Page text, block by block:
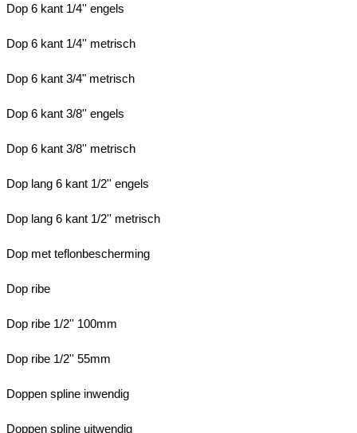
Dop 6 kant 1/4'' engels
Dop 6 kant 1/4'' metrisch
Dop 6 kant 3/4" metrisch
Dop 6 kant 3/8'' engels
Dop 6 kant 3/8'' metrisch
Dop lang 6 kant 1/2'' engels
Dop lang 6 kant 1/2'' metrisch
Dop met teflonbescherming
Dop ribe
Dop ribe 1/2'' 100mm
Dop ribe 1/2'' 55mm
Doppen spline inwendig
Doppen spline uitwendig